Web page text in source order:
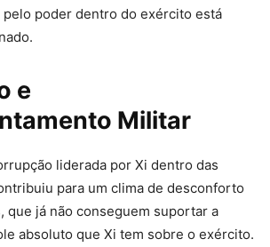
pelo poder dentro do exército está
e
Militar
liderada por Xi dentro das
para um clima de desconforto
que já não conseguem suportar a
absoluto que Xi tem sobre o exército.